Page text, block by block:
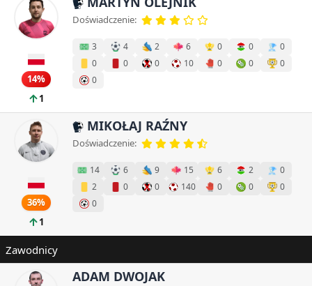
14%
1
Doświadczenie:
3 4 2 6 0 0
0
0
0 0 10 0 0
0
0
36%
1
MIKOŁAJ RAŹNY
Doświadczenie:
14 6 9 15 6 2
0
2
0 0 140 0 0
0
0
Zawodnicy
ADAM DWOJAK